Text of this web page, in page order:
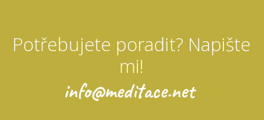
Potřebujete poradit? Napište
mi!
info@meditace.net